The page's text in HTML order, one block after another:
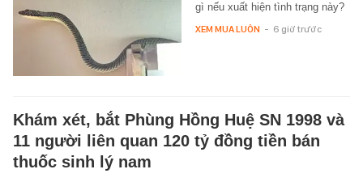
gì nếu xuất hiện tình trạng này?
XEM MUA LUÔN - 6 giờ trước
Khám xét, bắt Phùng Hồng Huệ SN 1998 và
11 người liên quan 120 tỷ đồng tiền bán
thuốc sinh lý nam